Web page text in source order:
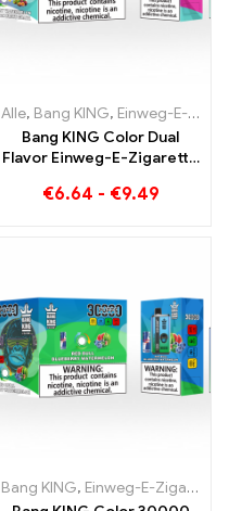
,Einweg E-zigarette mit Nikotin
Alle, Bang KING, Einweg-E-Zigaretten Litauen
Bang KING Color Dual
Flavor Einweg-E-Zigarette
Geschmack mit
€6.64 - €9.49
,Einweg-E-
Bang KING, Einweg-E-Zigaretten Litauen